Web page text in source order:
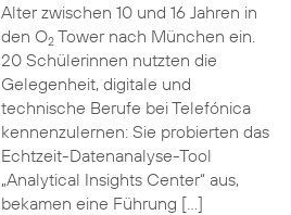
Alter zwischen 10 und 16 Jahren in
den O2Tower nach München ein.
20 Schülerinnen nutzten die
Gelegenheit, digitale und
technische Berufe bei Telefónica
kennenzulernen: Sie probierten das
Echtzeit-Datenanalyse-Tool
„Analytical Insights Center“ aus,
bekamen eine Führung […]